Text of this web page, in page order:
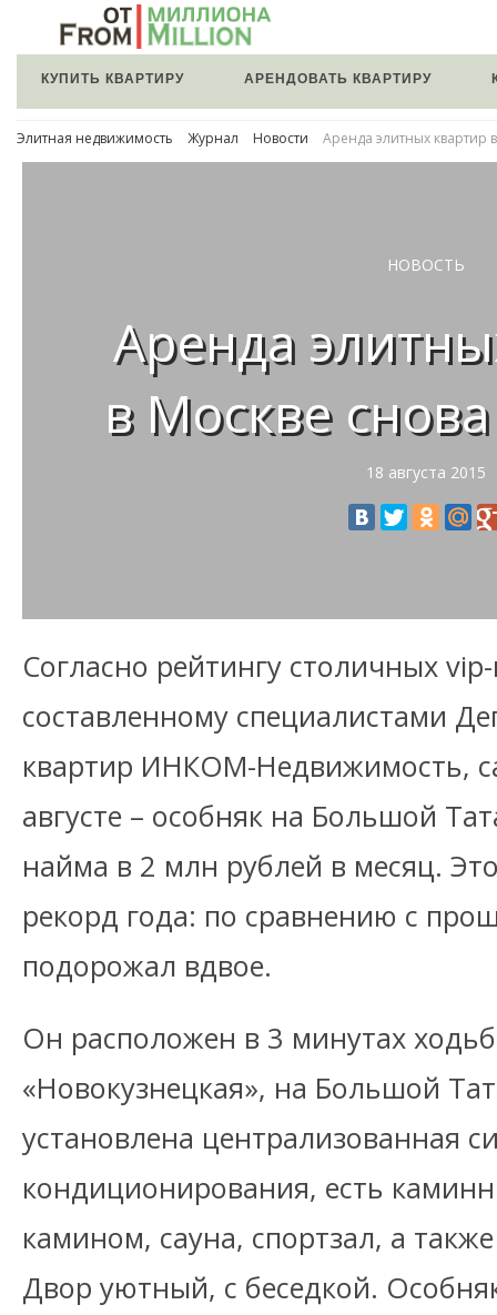
КУПИТЬ КВАРТИРУ АРЕНДОВАТЬ КВАРТИРУ
Элитная недвижимость Журнал Новости Аренда элитных квартир
НОВОСТЬ
Аренда
в Москве
18 августа 2015
Согласно рейтингу столичных
составленному специалистами
квартир ИНКОМ-Недвижимость,
августе – особняк на Большой
найма в 2 млн рублей в месяц.
рекорд года: по сравнению с
подорожал вдвое.
Он расположен в 3 минутах
«Новокузнецкая», на Большой
установлена централизованная
кондиционирования, есть
камином, сауна, спортзал, а
Двор уютный, с беседкой.